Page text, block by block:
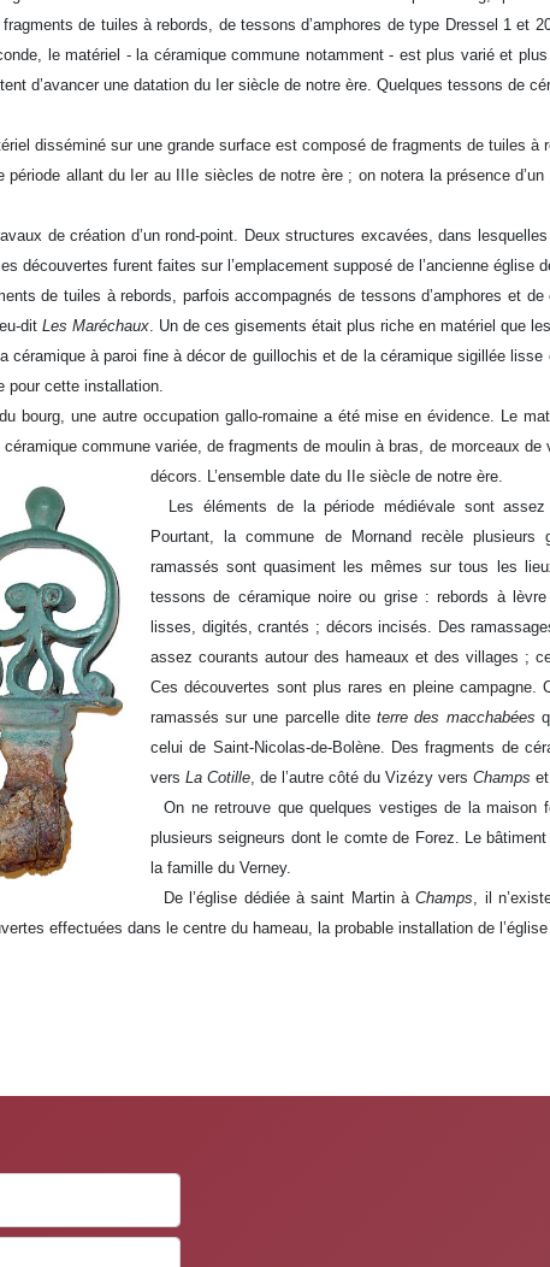
de tuiles à rebords, de tessons d’amphores de type Dressel 1 et
le matériel - la céramique commune notamment - est plus varié et
d’avancer une datation du Ier siècle de notre ère. Quelques tessons de
disséminé sur une grande surface est composé de fragments de tuiles à
allant du Ier au IIIe siècles de notre ère ; on notera la présence d’un
de création d’un rond-point. Deux structures excavées, dans
découvertes furent faites sur l’emplacement supposé de l’ancienne église
de tuiles à rebords, parfois accompagnés de tessons d’amphores et
dit Les Maréchaux. Un de ces gisements était plus riche en matériel que
céramique à paroi fine à décor de guillochis et de la céramique sigillée
pour cette installation.
bourg, une autre occupation gallo-romaine a été mise en évidence. Le
céramique commune variée, de fragments de moulin à bras, de morceaux
décors. L’ensemble date du IIe siècle de notre ère.
Les éléments de la période médiévale sont assez
Pourtant, la commune de Mornand recèle
ramassés sont quasiment les mêmes sur tous les
tessons de céramique noire ou grise : rebords à
lisses, digités, crantés ; décors incisés. Des
assez courants autour des hameaux et des villages ;
Ces découvertes sont plus rares en pleine campagne.
ramassés sur une parcelle diteterre des macchabées
celui de Saint-Nicolas-de-Bolène. Des fragments de
vers La Cotille, de l’autre côté du Vizézy vers Champs
On ne retrouve que quelques vestiges de la maison
plusieurs seigneurs dont le comte de Forez. Le
la famille du Verney.
De l’église dédiée à saint Martin àChamps, il
effectuées dans le centre du hameau, la probable installation de